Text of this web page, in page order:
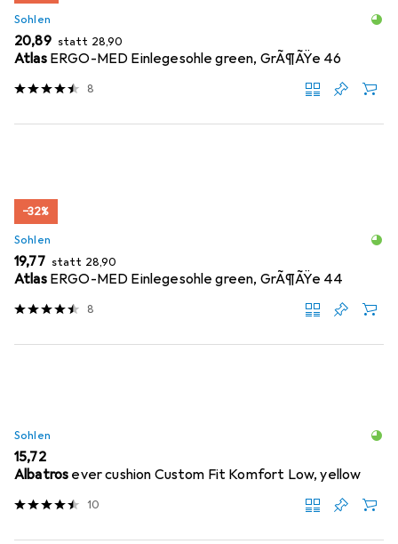
Sohlen
EUR
20,89 statt EUR
28,90
Atlas ERGO-MED Einlegesohle green, GrÃ¶ÃŸe 46
8
−32%
Sohlen
EUR
19,77 statt EUR
28,90
Atlas ERGO-MED Einlegesohle green, GrÃ¶ÃŸe 44
8
Sohlen
EUR
15,72
Albatros ever cushion Custom Fit Komfort Low, yellow
10